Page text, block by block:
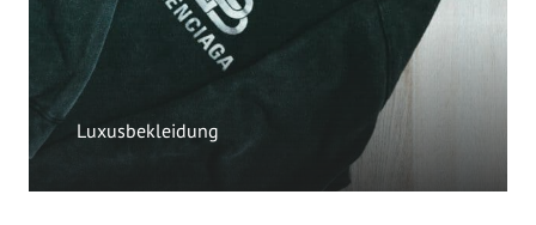
Luxusbekleidung